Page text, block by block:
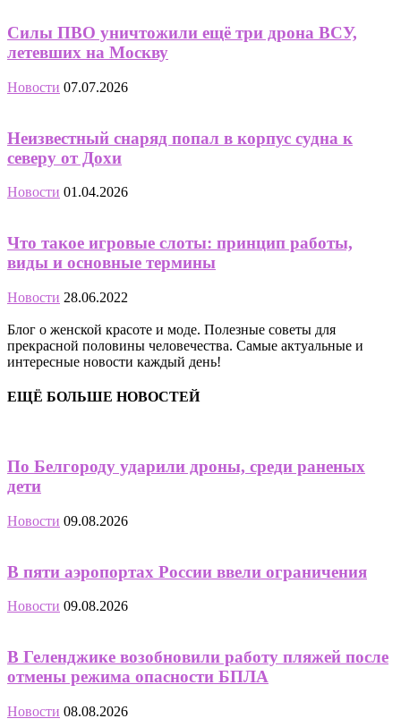
Силы ПВО уничтожили ещё три дрона ВСУ,
летевших на Москву
Новости 07.07.2026
Неизвестный снаряд попал в корпус судна к
северу от Дохи
Новости 01.04.2026
Что такое игровые слоты: принцип работы,
виды и основные термины
Новости 28.06.2022
Блог о женской красоте и моде. Полезные советы для
прекрасной половины человечества. Самые актуальные и
интересные новости каждый день!
ЕЩЁ БОЛЬШЕ НОВОСТЕЙ
По Белгороду ударили дроны, среди раненых
дети
Новости 09.08.2026
В пяти аэропортах России ввели ограничения
Новости 09.08.2026
В Геленджике возобновили работу пляжей после
отмены режима опасности БПЛА
Новости 08.08.2026